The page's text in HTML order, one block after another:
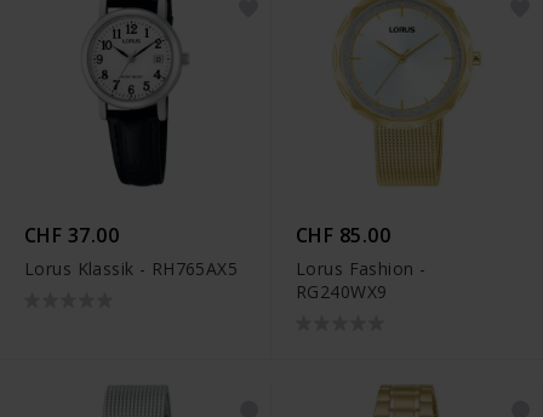
CHF 37.00
Lorus Klassik - RH765AX5
CHF 85.00
Lorus Fashion -
RG240WX9